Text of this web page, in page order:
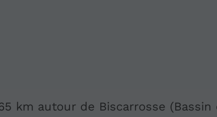
km autour de Biscarrosse (Bassin